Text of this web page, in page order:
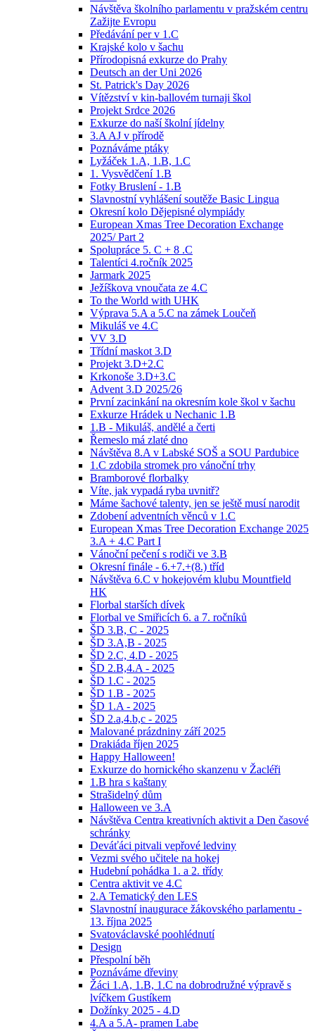
Návštěva školního parlamentu v pražském centru
Zažijte Evropu
Předávání per v 1.C
Krajské kolo v šachu
Přírodopisná exkurze do Prahy
Deutsch an der Uni 2026
St. Patrick's Day 2026
Vítězství v kin-ballovém turnaji škol
Projekt Srdce 2026
Exkurze do naší školní jídelny
3.A AJ v přírodě
Poznáváme ptáky
Lyžáček 1.A, 1.B, 1.C
1. Vysvědčení 1.B
Fotky Bruslení - 1.B
Slavnostní vyhlášení soutěže Basic Lingua
Okresní kolo Dějepisné olympiády
European Xmas Tree Decoration Exchange
2025/ Part 2
Spolupráce 5. C + 8 .C
Talentíci 4.ročník 2025
Jarmark 2025
Ježíškova vnoučata ze 4.C
To the World with UHK
Výprava 5.A a 5.C na zámek Loučeň
Mikuláš ve 4.C
VV 3.D
Třídní maskot 3.D
Projekt 3.D+2.C
Krkonoše 3.D+3.C
Advent 3.D 2025/26
První zacinkání na okresním kole škol v šachu
Exkurze Hrádek u Nechanic 1.B
1.B - Mikuláš, andělé a čerti
Řemeslo má zlaté dno
Návštěva 8.A v Labské SOŠ a SOU Pardubice
1.C zdobila stromek pro vánoční trhy
Bramborové florbalky
Víte, jak vypadá ryba uvnitř?
Máme šachové talenty, jen se ještě musí narodit
Zdobení adventních věnců v 1.C
European Xmas Tree Decoration Exchange 2025
3.A + 4.C Part I
Vánoční pečení s rodiči ve 3.B
Okresní finále - 6.+7.+(8.) tříd
Návštěva 6.C v hokejovém klubu Mountfield
HK
Florbal starších dívek
Florbal ve Smiřicích 6. a 7. ročníků
ŠD 3.B, C - 2025
ŠD 3.A,B - 2025
ŠD 2.C, 4.D - 2025
ŠD 2.B,4.A - 2025
ŠD 1.C - 2025
ŠD 1.B - 2025
ŠD 1.A - 2025
ŠD 2.a,4.b,c - 2025
Malované prázdniny září 2025
Drakiáda říjen 2025
Happy Halloween!
Exkurze do hornického skanzenu v Žacléři
1.B hra s kaštany
Strašidelný dům
Halloween ve 3.A
Návštěva Centra kreativních aktivit a Den časové
schránky
Deváťáci pitvali vepřové ledviny
Vezmi svého učitele na hokej
Hudební pohádka 1. a 2. třídy
Centra aktivit ve 4.C
2.A Tematický den LES
Slavnostní inaugurace žákovského parlamentu -
13. října 2025
Svatováclavské poohlédnutí
Design
Přespolní běh
Poznáváme dřeviny
Žáci 1.A, 1.B, 1.C na dobrodružné výpravě s
lvíčkem Gustíkem
Dožínky 2025 - 4.D
4.A a 5.A- pramen Labe